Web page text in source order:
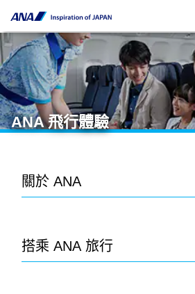
ANA 飛行體驗
關於 ANA
搭乘 ANA 旅行